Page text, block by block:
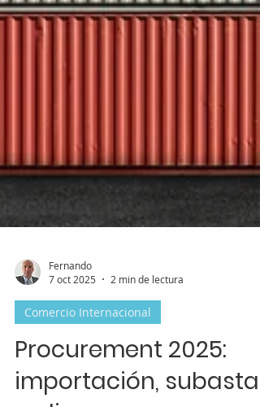
7 oct 2025
2 min de lectura
Comercio Internacional